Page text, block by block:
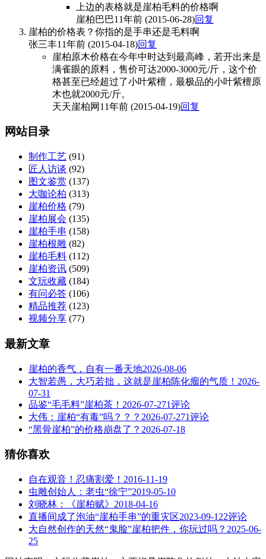
上边的表格就是崖柏毛料的价格啊
崖柏巴巴11年前 (2015-06-28)回复
崖柏的价格表？你指的是手串还是毛料啊
张三丰11年前 (2015-04-18)回复
崖柏原木价格在今年中时达到最高峰，若开出来是
满雀眼的原料，售价可达2000-3000元/斤，这个价
格甚至已经超过了小叶紫檀，最极品的小叶紫檀原
木也就2000元/斤。
天天崖柏网 11年前 (2015-04-19)回复
网站目录
制作工艺 (91)
匠人访谈 (92)
图文鉴赏 (137)
大咖论柏 (313)
崖柏价格 (79)
崖柏展会 (135)
崖柏手串 (158)
崖柏根雕 (82)
崖柏毛料 (112)
崖柏资讯 (509)
文玩收藏 (184)
有问必答 (106)
精品推荐 (123)
视频分享 (77)
最新文章
崖柏的香气，自有一番天地2026-08-06
大智若愚，大巧若拙，这就是崖柏陈化瘤的气质！ 2026-
07-31
品鉴“毛毛料”崖柏茶！ 2026-07-271评论
大伟：崖柏“有毒”吗？？？ 2026-07-271评论
“黑骨崖柏”的价格崩盘了？ 2026-07-18
猜你喜欢
自在观音！忍痛割爱！ 2016-11-19
虫雕创始人：老虫“徐宁”2019-05-10
刘晓林：《崖柏赋》 2018-04-16
直播间成了泡油“崖柏手串”的重灾区2023-09-122评论
大自然创作的天然“鬼脸”崖柏把件，你玩过吗？ 2025-06-
25